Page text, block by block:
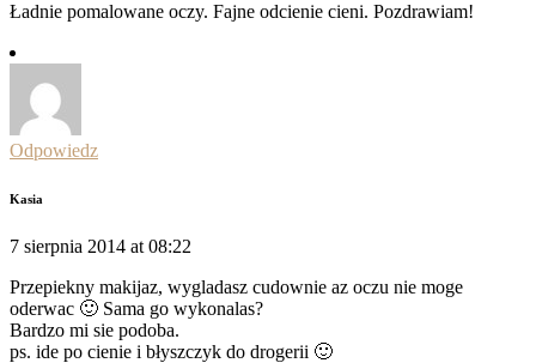
Ładnie pomalowane oczy. Fajne odcienie cieni. Pozdrawiam!
Odpowiedz
Kasia
7 sierpnia 2014 at 08:22
Przepiekny makijaz, wygladasz cudownie az oczu nie moge
oderwac 🙂 Sama go wykonalas?
Bardzo mi sie podoba.
ps. ide po cienie i błyszczyk do drogerii 🙂